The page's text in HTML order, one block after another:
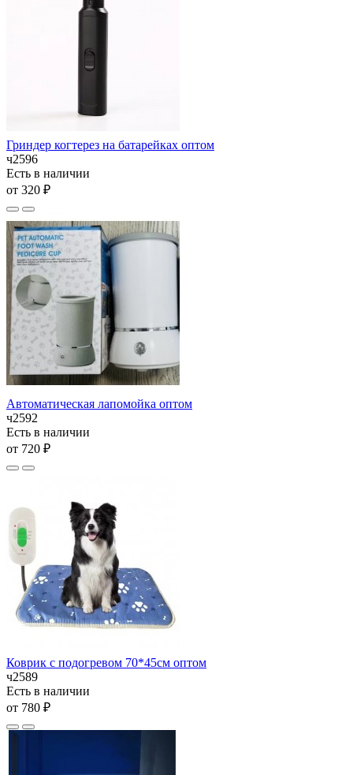
Гриндер когтерез на батарейках оптом
ч2596
Есть в наличии
от 320 ₽
Автоматическая лапомойка оптом
ч2592
Есть в наличии
от 720 ₽
Коврик с подогревом 70*45см оптом
ч2589
Есть в наличии
от 780 ₽